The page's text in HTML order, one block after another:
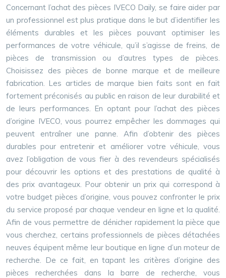
Concernant l’achat des pièces IVECO Daily, se faire aider par
un professionnel est plus pratique dans le but d’identifier les
éléments durables et les pièces pouvant optimiser les
performances de votre véhicule, qu’il s’agisse de freins, de
pièces de transmission ou d’autres types de pièces.
Choisissez des pièces de bonne marque et de meilleure
fabrication. Les articles de marque bien faits sont en fait
fortement préconisés au public en raison de leur durabilité et
de leurs performances. En optant pour l’achat des pièces
d’origine IVECO, vous pourrez empêcher les dommages qui
peuvent entraîner une panne. Afin d’obtenir des pièces
durables pour entretenir et améliorer votre véhicule, vous
avez l’obligation de vous fier à des revendeurs spécialisés
pour découvrir les options et des prestations de qualité à
des prix avantageux. Pour obtenir un prix qui correspond à
votre budget pièces d’origine, vous pouvez confronter le prix
du service proposé par chaque vendeur en ligne et la qualité.
Afin de vous permettre de dénicher rapidement la pièce que
vous cherchez, certains professionnels de pièces détachées
neuves équipent même leur boutique en ligne d’un moteur de
recherche. De ce fait, en tapant les critères d’origine des
pièces recherchées dans la barre de recherche, vous